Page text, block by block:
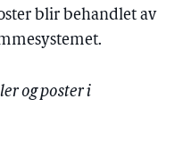
blir behandlet av
og poster i